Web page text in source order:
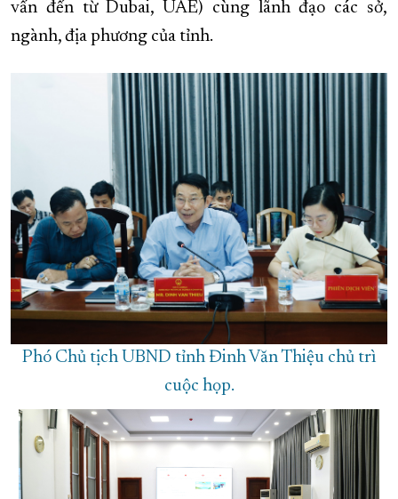
ĐẠI HỘI ĐẢNG CÁC CẤP TRANG CHỦ VỀ BÁO KHÁNH HÒA
vấn đến từ Dubai, UAE) cùng lãnh đạo các sở,
ngành, địa phương của tỉnh.
Phó Chủ tịch UBND tỉnh Đinh Văn Thiệu chủ trì
cuộc họp.